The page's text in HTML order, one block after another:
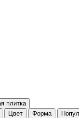
плитка
Цвет Форма